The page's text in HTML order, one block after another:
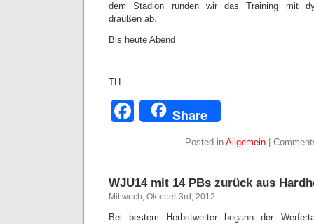
dem Stadion runden wir das Training mit
draußen ab.
Bis heute Abend
TH
Facebook
Share
Posted in Allgemein|
WJU14 mit 14 PBs zurück aus
Mittwoch, Oktober 3rd, 2012
Bei bestem Herbstwetter begann der